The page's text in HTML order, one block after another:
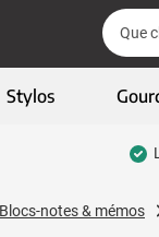
Chercher
Afficher le sous-
Stylos
Blocs-notes & mémos